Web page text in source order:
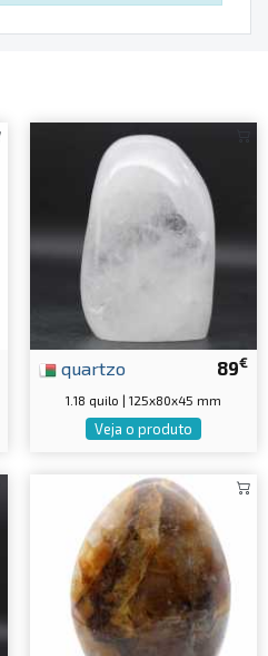
89€
quartzo
1.18 quilo | 125x80x45 mm
Veja o produto